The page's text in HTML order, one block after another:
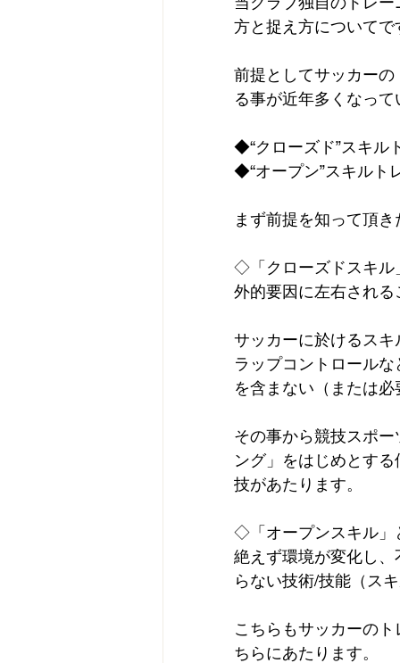
方と捉え方についてで
前提としてサッカー
る事が近年多くなって
◆“クローズド”スキル
◆“オープン”スキルト
まず前提を知って頂
◇「クローズドスキ
外的要因に左右される
サッカーに於けるス
ラップコントロール
を含まない（または必
その事から競技スポ
ング」をはじめとす
技があたります。
◇「オープンスキル
絶えず環境が変化し
らない技術/技能（ス
こちらもサッカーの
ちらにあたります。